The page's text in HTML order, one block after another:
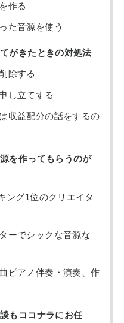
作る
た音源を使う
がきたときの対処法
除する
し立てする
収益配分の話をするの
を作ってもらうのが
ング1位のクリエイタ
ーでシックな音源な
ピアノ伴奏・演奏、作
もココナラにお任